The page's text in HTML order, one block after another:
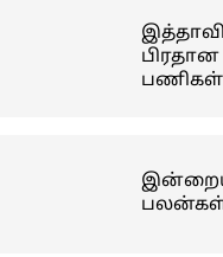
இன்றைய